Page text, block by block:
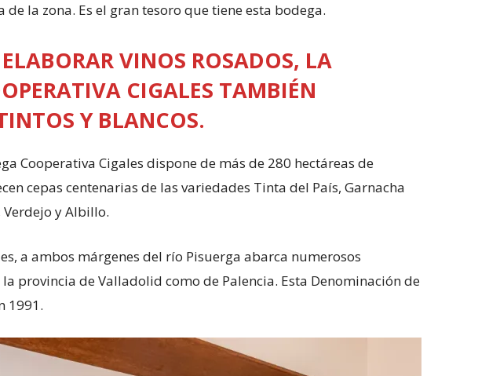
la zona. Es el gran tesoro que tiene esta bodega.
VINOS ROSADOS, LA
CIGALES TAMBIÉN
Y BLANCOS.
Cooperativa Cigales dispone de más de 280 hectáreas de
cepas centenarias de las variedades Tinta del País, Garnacha
y Albillo.
a ambos márgenes del río Pisuerga abarca numerosos
provincia de Valladolid como de Palencia. Esta Denominación de
1991.